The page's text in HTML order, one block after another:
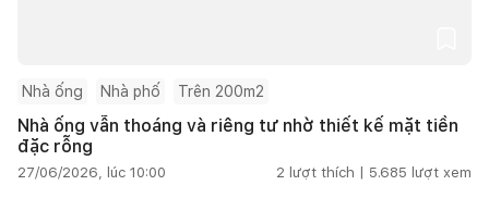
Nhà ống Nhà phố Trên 200m2
Nhà ống vẫn thoáng và riêng tư nhờ thiết kế mặt tiền
đặc rỗng
27/06/2026, lúc 10:00 2 lượt thích | 5.685 lượt xem